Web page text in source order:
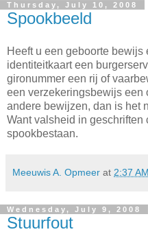
Thursday, July 10, 2008
Spookbeeld
Heeft u een geboorte
identiteitkaart een
gironummer een rij of
een verzekeringsbewijs een
andere bewijzen, dan is het
Want valsheid in geschriften
spookbestaan.
Meeuwis A. Opmeer at 2:37 AM
Wednesday, July 9, 2008
Stuurfout